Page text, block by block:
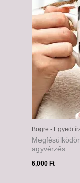
Bögre - Egyedi
agyvérzés
6,000Ft